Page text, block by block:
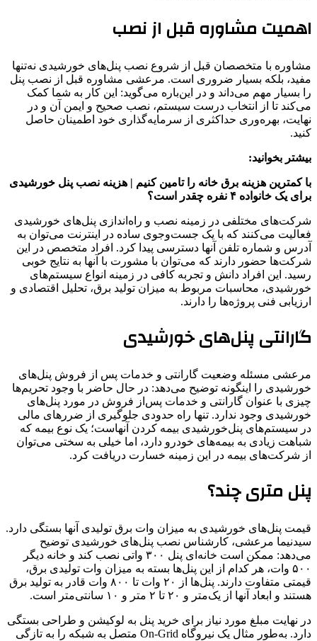
اهمیت مشاوره قبل از نصب
مشاوره با متخصصان قبل از شروع نصب پنل‌های خورشیدی نه‌تنها
مفید، بلکه بسیار ضروری است. مرعشی مشاوره قبل از نصب پنل
را بسیار مهم می‌داند و در این‌باره می‌گوید: این کار به شما کمک
می‌کند تا از انتخاب درست سیستم، نصب صحیح و ایمن آن و در
نهایت، بهره‌وری حداکثری از سرمایه‌گذاری خود اطمینان حاصل
کنید.
بیشتر بخوانید:
با کمترین هزینه برق خانه‌ را تامین کنیم | هزینه نصب پنل خورشیدی
برای یک خانواده ۴ نفره چقدر است؟
شرکت‌های مختلفی در زمینه نصب و راه‌اندازی پنل‌های خورشیدی
فعالیت می‌کنند که با یک جست‌وجوی ساده در اینترنت می‌توان به
آدرس و شماره تلفن آنها دسترسی پیدا کرد. افراد متخصص در این
شرکت‌ها حضور دارند که می‌توان با مشورت با آنها به نتایج خوبی
رسید. این افراد دانش و تجربه کافی در زمینه انواع سیستم‌های
خورشیدی، محاسبات مربوط به میزان تولید برق، تحلیل اقتصادی و
ارزیابی فنی پروژه‌ها را دارند.
گارانتی پنل‌های خورشیدی
مرعشی مسئله وضعیت گارانتی و خدمات پس از فروش پنل‌های
خورشیدی را اینگونه توضیح می‌دهد: در حال حاضر با وجود تحریم‌ها
چیزی با عنوان گارانتی و خدمات پس‌از فروش در مورد پنل‌های
خورشیدی وجود ندارد. تنها راه حدودی جلوگیری از ضررهای مالی
در سیستم‌های پنل‌خورشیدی بیمه کردن آنهاست؛ یک نوع بیمه که
شباهت زیادی به بیمه‌های خودرو دارد، اما خیلی به سختی می‌توان
از شرکت‌های بیمه در این زمینه خسارت دریافت کرد.
پنل متری چند؟
قیمت پنل‌های خورشیدی به میزان وات برق تولیدی آنها بستگی دارد.
سیدنیما مرعشی، کارشناس نصب پنل‌های خورشیدی توضیح
می‌دهد: ممکن است خانه‌ای پنل ۳۰۰ واتی نصب کند و خانه دیگر
۵۰۰ وات، هر کدام از این پنل‌ها بسته به میزان وات تولیدی برق،
قیمتی متفاوت دارند. پنل‌ها از ۲۰ وات تا ۸۰۰ وات قادر به تولید برق
هستند و ابعاد آنها از یک‌متر و ۲۰ تا ۲ متر و ۱۰ سانتی‌متر است.
در نهایت مبلغ مورد نیاز برای خرید پنل به لوکیشن و طراحی بستگی
دارد. به‌طور مثال یک نیروگاه On-Grid متصل به شبکه را به تازگی